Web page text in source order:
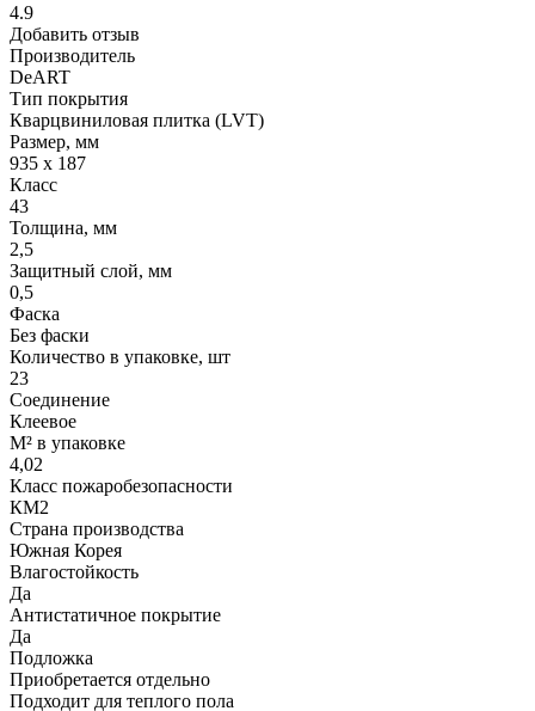
4.9
Добавить отзыв
Производитель
DeART
Тип покрытия
Кварцвиниловая плитка (LVT)
Размер, мм
935 х 187
Класс
43
Толщина, мм
2,5
Защитный слой, мм
0,5
Фаска
Без фаски
Количество в упаковке, шт
23
Соединение
Клеевое
М² в упаковке
4,02
Класс пожаробезопасности
КМ2
Страна производства
Южная Корея
Влагостойкость
Да
Антистатичное покрытие
Да
Подложка
Приобретается отдельно
Подходит для теплого пола